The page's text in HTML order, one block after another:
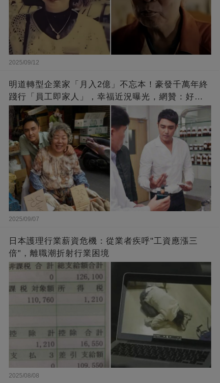
2025/09/12
明道轉型企業家「月入2億」不忘本！豪發千萬年終
踐行「員工即家人」，幸福近況曝光，網贊：好老
闆的福報
2025/09/07
日本護理行業薪資危機：從業者疾呼"工資應漲三
倍"，離職潮折射行業困境
2025/08/08